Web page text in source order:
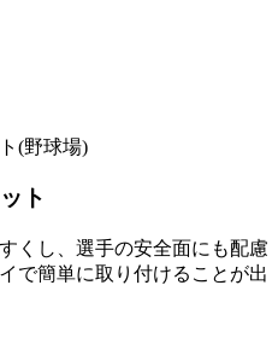
ト
くし、選手の安全面にも配慮
で簡単に取り付けることが出